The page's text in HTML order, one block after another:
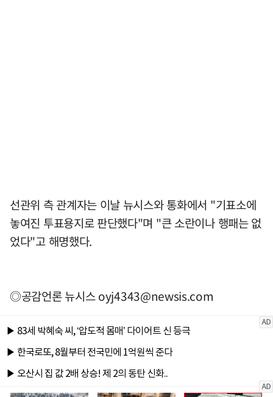
선관위 측 관계자는 이날 뉴시스와 통화에서 "기표소에
놓여진 투표용지로 판단했다"며 "큰 소란이나 행패는 없
었다"고 해명했다.
◎공감언론 뉴시스oyj4343@newsis.com